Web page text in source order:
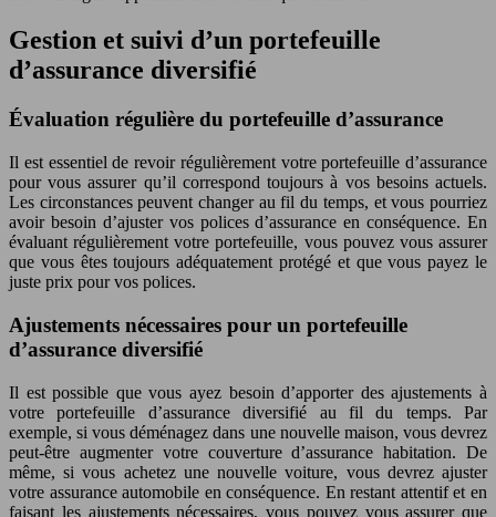
Gestion et suivi d’un portefeuille
d’assurance diversifié
Évaluation régulière du portefeuille d’assurance
Il est essentiel de revoir régulièrement votre portefeuille d’assurance
pour vous assurer qu’il correspond toujours à vos besoins actuels.
Les circonstances peuvent changer au fil du temps, et vous pourriez
avoir besoin d’ajuster vos polices d’assurance en conséquence. En
évaluant régulièrement votre portefeuille, vous pouvez vous assurer
que vous êtes toujours adéquatement protégé et que vous payez le
juste prix pour vos polices.
Ajustements nécessaires pour un portefeuille
d’assurance diversifié
Il est possible que vous ayez besoin d’apporter des ajustements à
votre portefeuille d’assurance diversifié au fil du temps. Par
exemple, si vous déménagez dans une nouvelle maison, vous devrez
peut-être augmenter votre couverture d’assurance habitation. De
même, si vous achetez une nouvelle voiture, vous devrez ajuster
votre assurance automobile en conséquence. En restant attentif et en
faisant les ajustements nécessaires, vous pouvez vous assurer que